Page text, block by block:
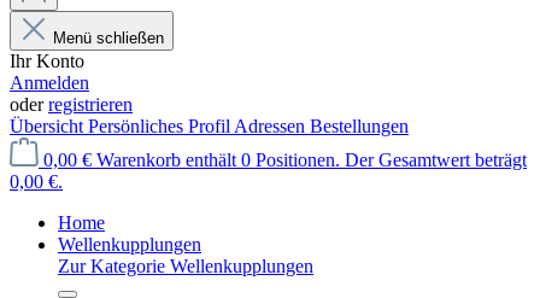
Menü schließen
Ihr Konto
Anmelden
oderregistrieren
Übersicht Persönliches Profil Adressen Bestellungen
0,00 € Warenkorb enthält 0 Positionen. Der Gesamtwert beträgt
0,00 €.
Home
Wellenkupplungen
Zur Kategorie Wellenkupplungen